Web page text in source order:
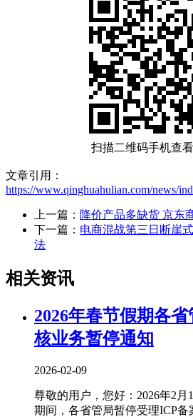
扫描二维码手机查
文章引用：
https://www.qinghuahulian.com/news/
上一篇： 降价产品多缺货 京东
下一篇： 电商混战第三日断崖
法
相关资讯
2026年春节假期各
核业务暂停通知
2026-02-09
尊敬的用户，您好：2026年2月
期间，各省管局暂停受理ICP